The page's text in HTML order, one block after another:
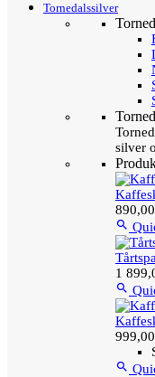
Tornedalssilver
silver

1

